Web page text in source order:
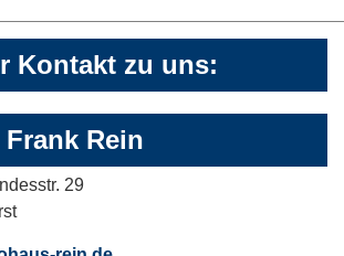
Kontakt zu uns:
Rein
29